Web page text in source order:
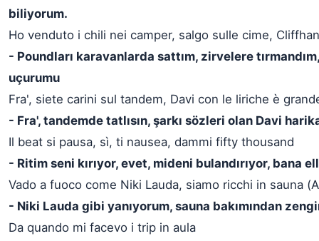
biliyorum.
Ho venduto i chili nei camper, salgo sulle cime,
- Poundları karavanlarda sattım, zirvelere
uçurumu
Fra', siete carini sul tandem, Davi con le liriche è
- Fra', tandemde tatlısın, şarkı sözleri olan Davi
Il beat si pausa, sì, ti nausea, dammi fifty thousand
- Ritim seni kırıyor, evet, mideni bulandırıyor, bana
Vado a fuoco come Niki Lauda, siamo ricchi in sauna
- Niki Lauda gibi yanıyorum, sauna bakımından
Da quando mi facevo i trip in aula